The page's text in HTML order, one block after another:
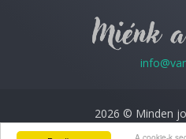
2026 © Minden